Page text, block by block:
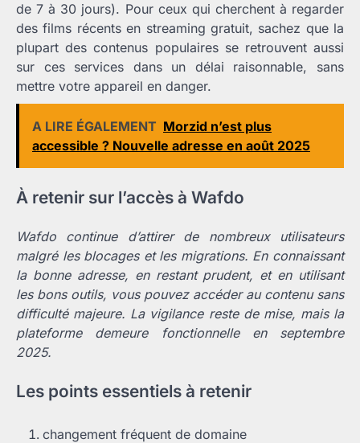
de 7 à 30 jours). Pour ceux qui cherchent à regarder
des films récents en streaming gratuit, sachez que la
plupart des contenus populaires se retrouvent aussi
sur ces services dans un délai raisonnable, sans
mettre votre appareil en danger.
A LIRE ÉGALEMENT Morzid n’est plus
accessible ? Nouvelle adresse en août 2025
À retenir sur l’accès à Wafdo
Wafdo continue d’attirer de nombreux utilisateurs
malgré les blocages et les migrations. En connaissant
la bonne adresse, en restant prudent, et en utilisant
les bons outils, vous pouvez accéder au contenu sans
difficulté majeure. La vigilance reste de mise, mais la
plateforme demeure fonctionnelle en septembre
2025.
Les points essentiels à retenir
changement fréquent de domaine